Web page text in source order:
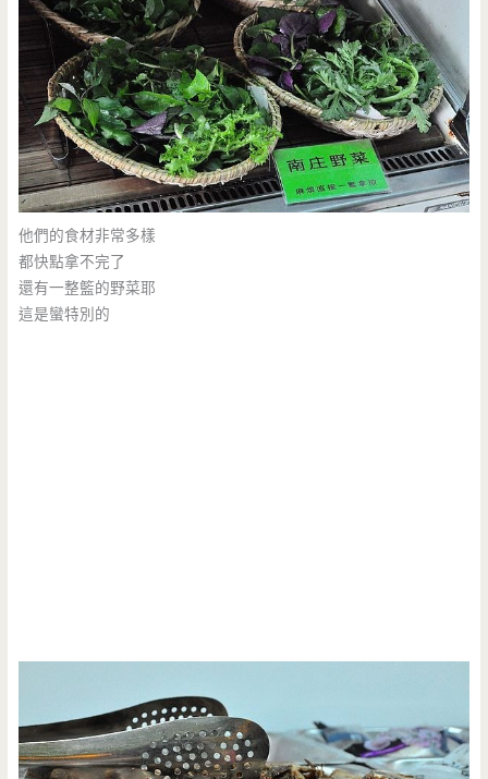
他們的食材非常多樣
都快點拿不完了
還有一整籃的野菜耶
這是蠻特別的